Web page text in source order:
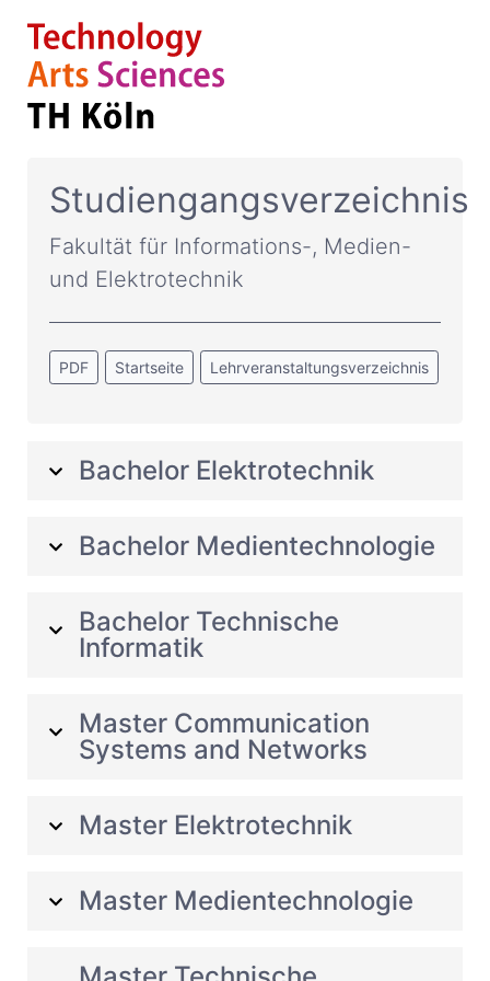
Studiengangsverzeichnis
Fakultät für Informations-, Medien-
und Elektrotechnik
PDF Startseite Lehrveranstaltungsverzeichnis
Bachelor Elektrotechnik
Bachelor Medientechnologie
Bachelor Technische
Informatik
Master Communication
Systems and Networks
Master Elektrotechnik
Master Medientechnologie